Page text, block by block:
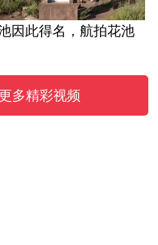
因此得名，航拍花池
多精彩视频